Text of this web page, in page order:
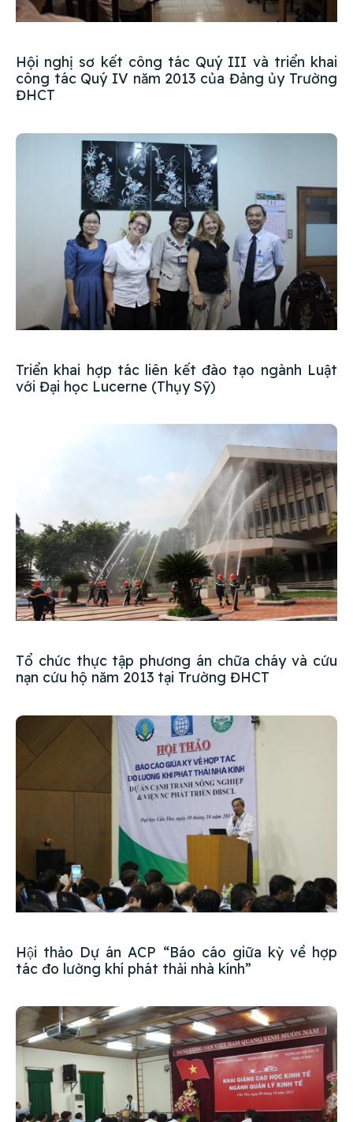
Hội nghị sơ kết công tác Quý III và triển khai
công tác Quý IV năm 2013 của Đảng ủy Trường
ĐHCT
Triển khai hợp tác liên kết đào tạo ngành Luật
với Đại học Lucerne (Thụy Sỹ)
Tổ chức thực tập phương án chữa cháy và cứu
nạn cứu hộ năm 2013 tại Trường ĐHCT
Hội thảo Dự án ACP “Báo cáo giữa kỳ về hợp
tác đo lường khí phát thải nhà kính”